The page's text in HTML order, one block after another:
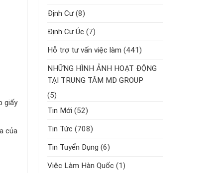
giấy
của
Định Cư (8)
Định Cư Úc (7)
Hỗ trợ tư vấn việc làm (441)
NHỮNG HÌNH ẢNH HOẠT ĐỘNG
TẠI TRUNG TÂM MD GROUP
(5)
Tin Mới (52)
Tin Tức (708)
Tin Tuyển Dụng (6)
Việc Làm Hàn Quốc (1)